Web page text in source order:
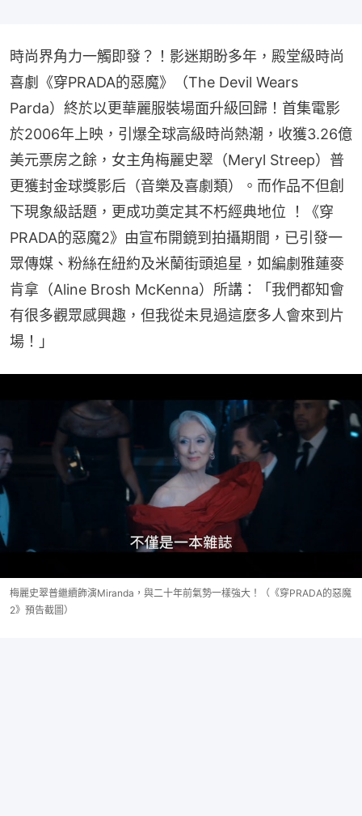
時尚界角力一觸即發？！影迷期盼多年，殿堂級時尚
喜劇《穿PRADA的惡魔》（The Devil Wears
Parda）終於以更華麗服裝場面升級回歸！首集電影
於2006年上映，引爆全球高級時尚熱潮，收獲3.26億
美元票房之餘，女主角梅麗史翠（Meryl Streep）普
更獲封金球獎影后（音樂及喜劇類）。而作品不但創
下現象級話題，更成功奠定其不朽經典地位 ！《穿
PRADA的惡魔2》由宣布開鏡到拍攝期間，已引發一
眾傳媒、粉絲在紐約及米蘭街頭追星，如編劇雅蓮麥
肯拿（Aline Brosh McKenna）所講：「我們都知會
有很多觀眾感興趣，但我從未見過這麼多人會來到片
場！」
梅麗史翠普繼續飾演Miranda，與二十年前氣勢一樣強大！（《穿PRADA的惡魔
2》預告截圖）